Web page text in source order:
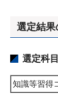
選定結果
選定科
知識等習得